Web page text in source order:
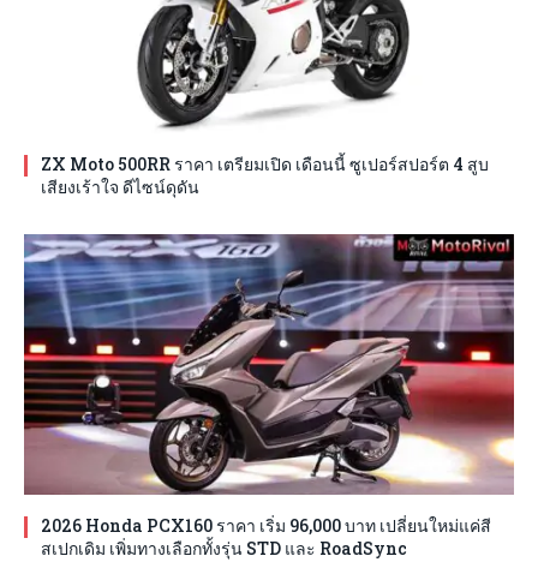
ZX Moto 500RR ราคา เตรียมเปิด เดือนนี้ ซูเปอร์สปอร์ต 4 สูบ
เสียงเร้าใจ ดีไซน์ดุดัน
2026 Honda PCX160 ราคา เริ่ม 96,000 บาท เปลี่ยนใหม่แค่สี
สเปกเดิม เพิ่มทางเลือกทั้งรุ่น STD และ RoadSync